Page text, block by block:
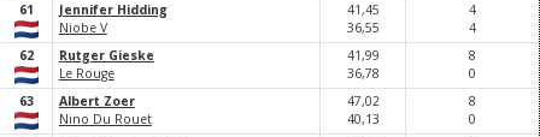
61
Jennifer Hidding
Niobe V
41,45
36,55
4
4
62
Rutger Gieske
Le Rouge
41,99
36,78
8
0
63
Albert Zoer
Nino Du Rouet
47,02
40,13
8
0